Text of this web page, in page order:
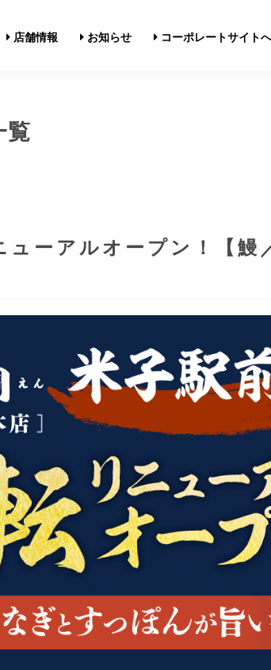
店舗情報 お知らせ コーポレートサイトへ
覧
ューアルオープン！【鰻